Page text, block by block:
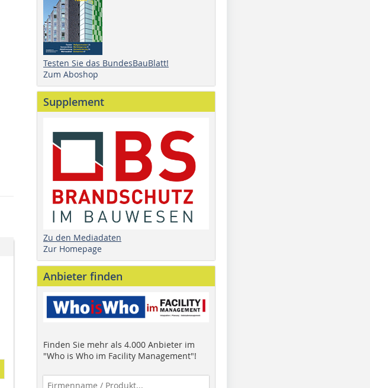
Testen Sie das BundesBauBlatt!
Zum Aboshop
Supplement
Zu den Mediadaten
Zur Homepage
Anbieter finden
Finden Sie mehr als 4.000 Anbieter im
"Who is Who im Facility Management"!